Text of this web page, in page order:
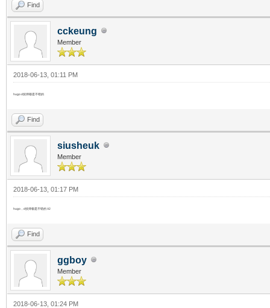
Find
cckeung
Member
2018-06-13, 01:11 PM
hugo d技师都是不错的
Find
siusheuk
Member
2018-06-13, 01:17 PM
hugo，d技师都是不错的 X2
Find
ggboy
Member
2018-06-13, 01:24 PM